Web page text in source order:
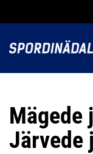
Mägede
Järvede